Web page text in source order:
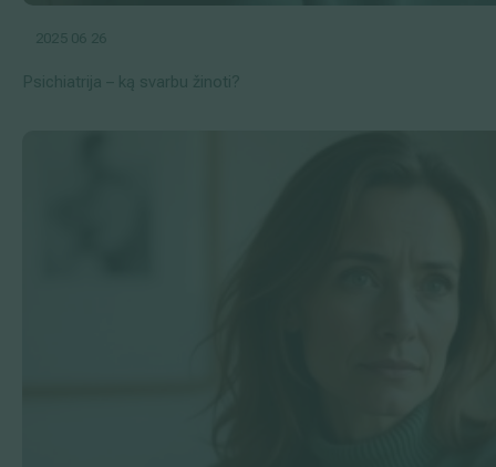
2025 06 26
Psichiatrija – ką svarbu žinoti?